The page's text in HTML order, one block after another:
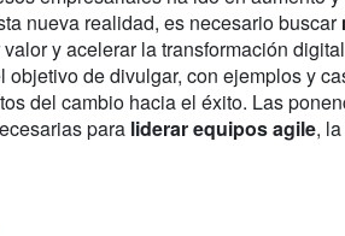
nueva realidad, es necesario buscar
y acelerar la transformación
de divulgar, con ejemplos y
del cambio hacia el éxito. Las
para liderar equipos agile,